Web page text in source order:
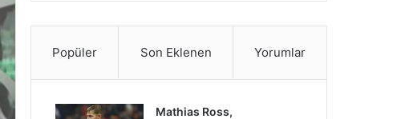
Popüler Son Eklenen Yorumlar
Mathias Ross,